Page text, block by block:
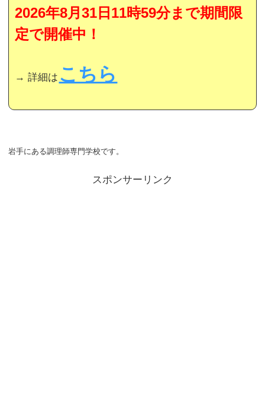
2026年8月31日11時59分まで期間限
定で開催中！
→ 詳細は こちら
岩手にある調理師専門学校です。
スポンサーリンク